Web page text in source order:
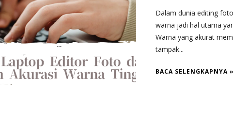
Dalam dunia editing
warna jadi hal utama
Warna yang akurat
tampak...
BACA SELENGKAPNYA »